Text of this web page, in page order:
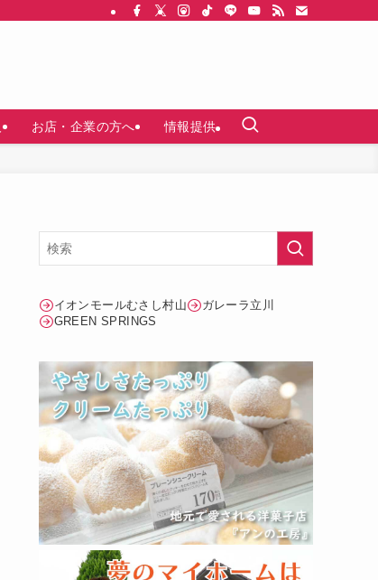
お店・企業の方へ 情報提供
イオンモールむさし村山
ガレーラ立川
GREEN SPRINGS